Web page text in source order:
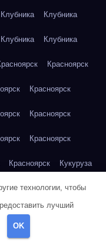
Клубника Клубника
Клубника Клубника
Красноярск
Красноярск
Красноярск
Красноярск
Красноярск Кукуруза
Кукуруза Кукуруза
Кукуруза
Куриная грудка
технологии, чтобы
лучший
OK